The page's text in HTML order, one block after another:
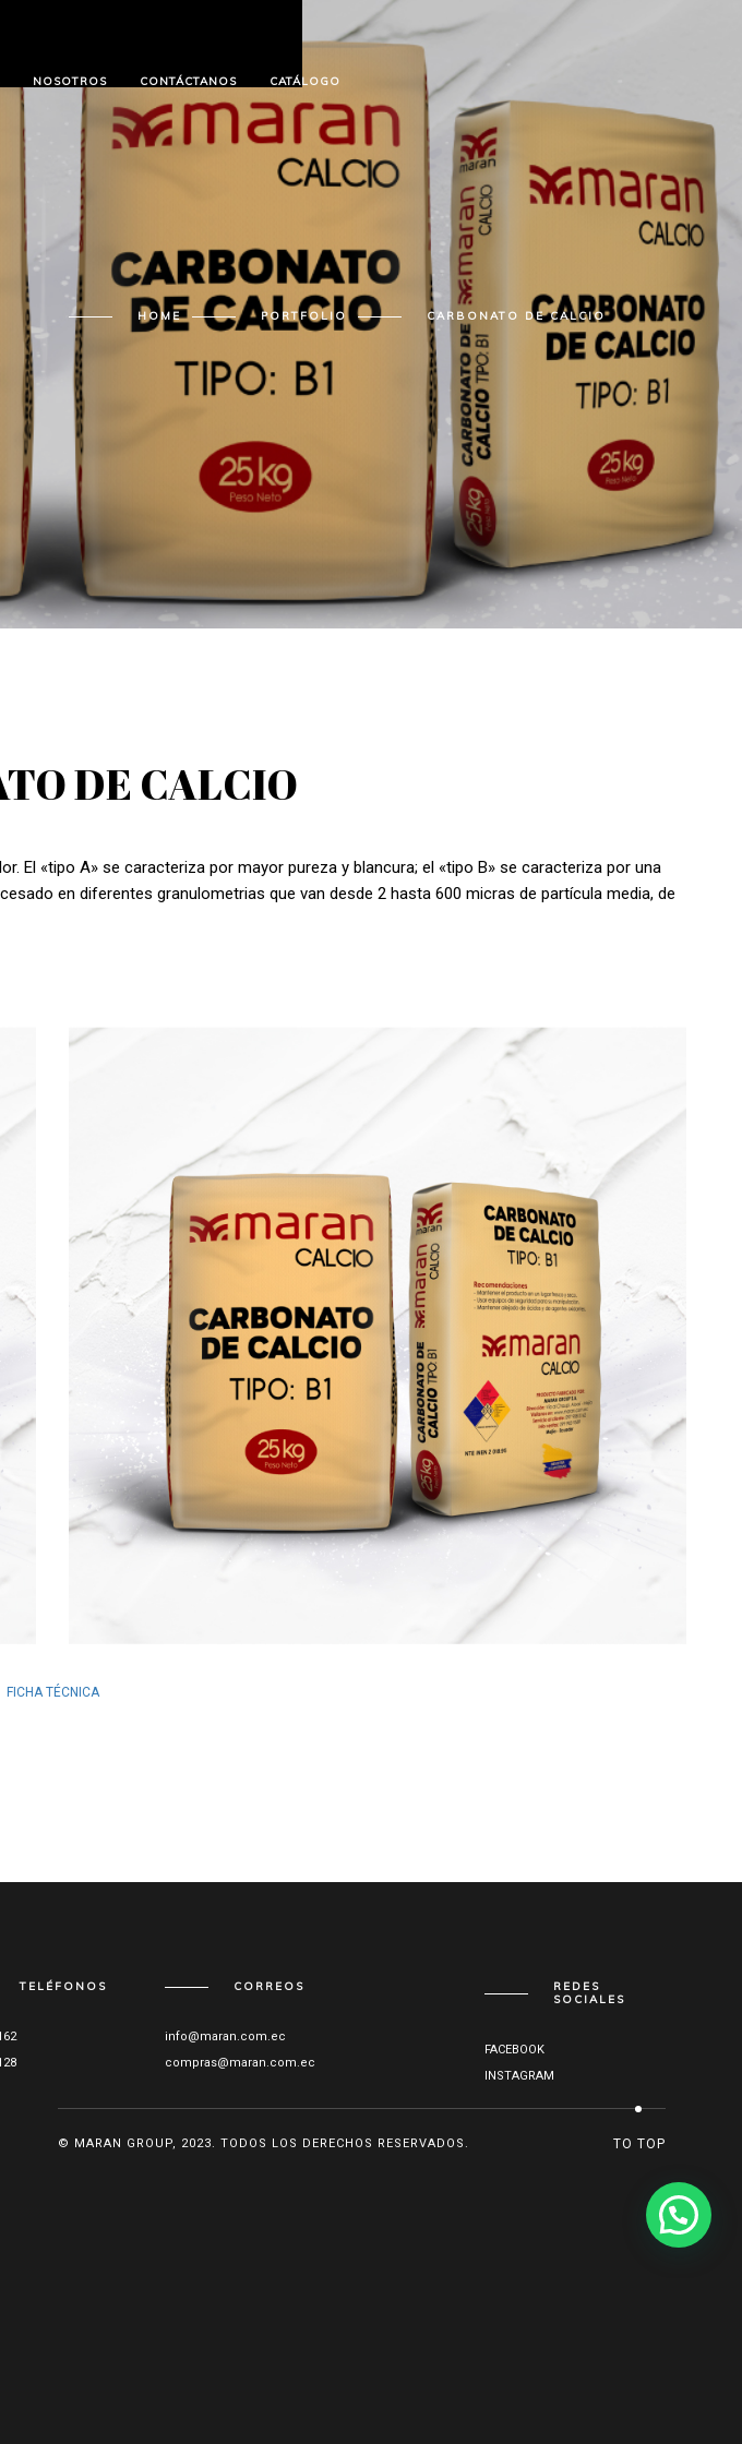
NOSOTROS CONTÁCTANOS CATÁLOGO
HOME PORTFOLIO CARBONATO DE CALCIO
DE CALCIO
El «tipo A» se caracteriza por mayor pureza y blancura; el «tipo B» se caracteriza por una
en diferentes granulometrias que van desde 2 hasta 600 micras de partícula media, de
FICHA TÉCNICA
TELÉFONOS CORREOS
info@maran.com.ec
compras@maran.com.ec
REDES
SOCIALES
FACEBOOK
INSTAGRAM
© MARAN GROUP, 2023. TODOS LOS DERECHOS RESERVADOS. TO TOP